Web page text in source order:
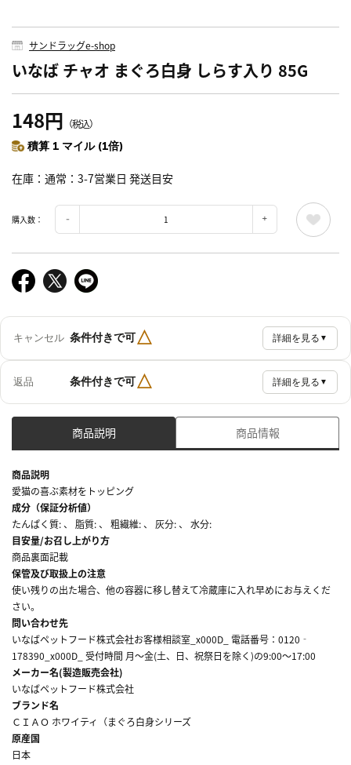
サンドラッグe-shop
いなば チャオ まぐろ白身 しらす入り 85G
148円 （税込）
積算 1 マイル (1倍)
在庫 通常：3-7営業日 発送目安
購入数：
キャンセル 条件付きで可△ 詳細を見る ▼
返品 条件付きで可△ 詳細を見る ▼
商品説明 商品情報
商品説明
愛猫の喜ぶ素材をトッピング
成分（保証分析値）
たんぱく質: 、 脂質: 、 粗繊維: 、 灰分: 、 水分:
目安量/お召し上がり方
商品裏面記載
保管及び取扱上の注意
使い残りの出た場合、他の容器に移し替えて冷蔵庫に入れ早めにお与えくだ
さい。
問い合わせ先
いなばペットフード株式会社お客様相談室_x000D_ 電話番号：0120‐
178390_x000D_ 受付時間 月～金(土、日、祝祭日を除く)の9:00～17:00
メーカー名(製造販売会社)
いなばペットフード株式会社
ブランド名
ＣＩＡＯ ホワイティ（まぐろ白身シリーズ
原産国
日本